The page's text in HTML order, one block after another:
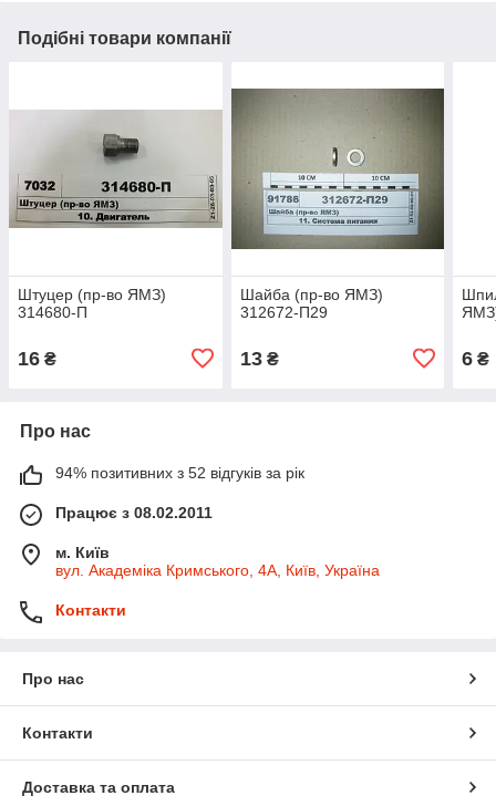
Подібні товари компанії
Штуцер (пр-во ЯМЗ)
314680-П
16 ₴
Шайба (пр-во ЯМЗ)
312672-П29
13₴ 6 ₴
Про нас
94% позитивних з 52 відгуків за рік
Працює з 08.02.2011
м. Київ
вул. Академіка Кримського, 4А, Київ, Україна
Контакти
Про нас
Контакти
Доставка та оплата